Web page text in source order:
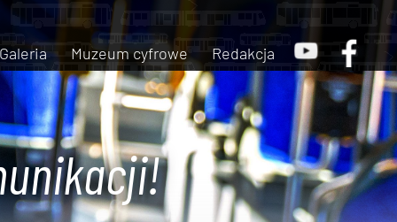
Galeria Muzeum cyfrowe Redakcja